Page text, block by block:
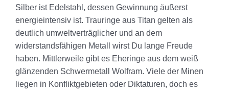
Silber ist Edelstahl, dessen Gewinnung äußerst
energieintensiv ist. Trauringe aus Titan gelten als
deutlich umweltverträglicher und an dem
widerstandsfähigen Metall wirst Du lange Freude
haben. Mittlerweile gibt es Eheringe aus dem weiß
glänzenden Schwermetall Wolfram. Viele der Minen
liegen in Konfliktgebieten oder Diktaturen, doch es